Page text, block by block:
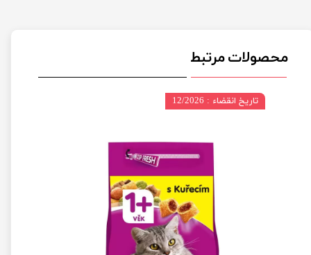
محصولات مرتبط
تاریخ انقضاء : 12/2026